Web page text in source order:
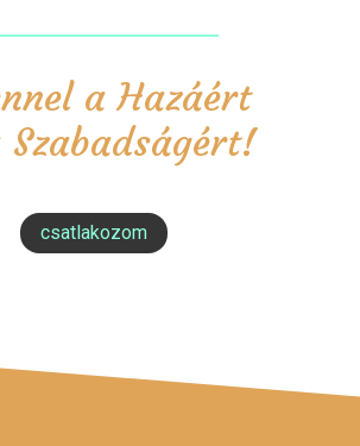
a Hazáért
Szabadságért!
csatlakozom